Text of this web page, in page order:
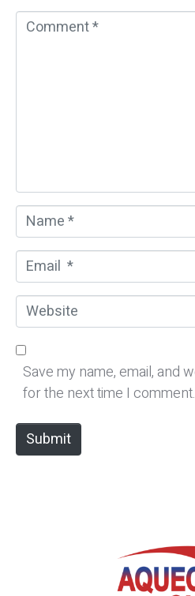
a
m
e
*
m
a
i
l
W
e
b
Save my name, email, and
for the next time I comment.
Submit